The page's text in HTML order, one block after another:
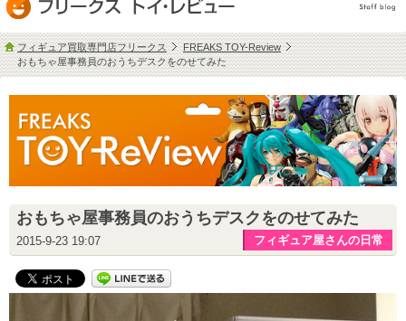
フィギュア買取専門店フリークス
FREAKS TOY-Review
おもちゃ屋事務員のおうちデスクをのせてみた
おもちゃ屋事務員のおうちデスクをのせてみた
2015-9-23 19:07 フィギュア屋さんの日常